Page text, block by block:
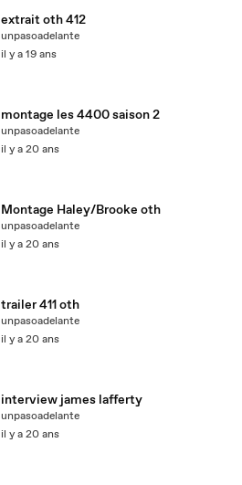
extrait oth 412
unpasoadelante
il y a 19 ans
montage les 4400 saison 2
unpasoadelante
il y a 20 ans
Montage Haley/Brooke oth
unpasoadelante
il y a 20 ans
trailer 411 oth
unpasoadelante
il y a 20 ans
interview james lafferty
unpasoadelante
il y a 20 ans